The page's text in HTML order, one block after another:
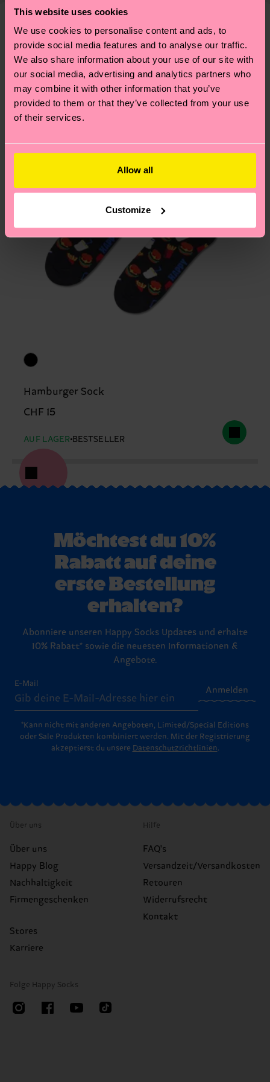
This website uses cookies
We use cookies to personalise content and ads, to
provide social media features and to analyse our traffic.
We also share information about your use of our site with
our social media, advertising and analytics partners who
may combine it with other information that you’ve
provided to them or that they’ve collected from your use
of their services.
Allow all
Customize
findest du auf unsererNachhaltigkeitsseite
deine Bestellung versandt wurde. Bitte bedenke,
dass es sich hierbei um einen Richtwert handelt
und die genaue Lieferzeit von der lokalen Post in
deinem Land abhängt.
Du hast Fragen zu einer Retoure? In unserem
Hilfebereich im ArtikelRetourenfindest du die
am häufigsten gestellten Fragen.
Ähnliche muster
Hamburger Sock
CHF 15
AUF LAGER BESTSELLER
Möchtest du 10%
Rabatt auf deine
erste Bestellung
erhalten?
Abonniere unseren Happy Socks Updates und erhalte
10% Rabatt* sowie die neuesten Informationen &
Angebote.
E-Mail
Anmelden
*Kann nicht mit anderen Angeboten, Limited/Special Editions
oder Sale Produkten kombiniert werden. Mit der Registrierung
akzeptierst du unsere Datenschutzrichtlinien.
Über uns
Über uns
Happy Blog
Nachhaltigkeit
Firmengeschenken
Stores
Karriere
Hilfe
FAQ's
Versandzeit/Versandkosten
Retouren
Widerrufsrecht
Kontakt
Folge Happy Socks